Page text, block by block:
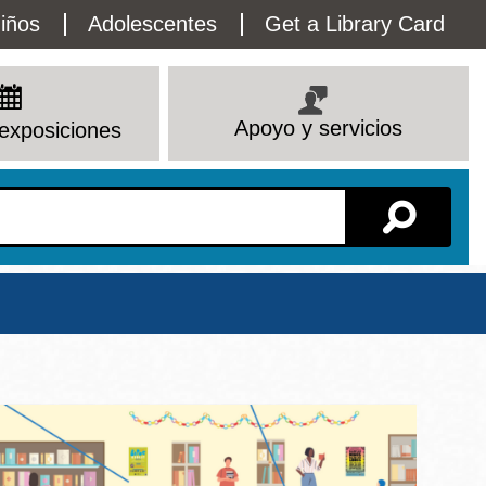
Adolescentes Get a Library Card
Apoyo y servicios
Ver todas